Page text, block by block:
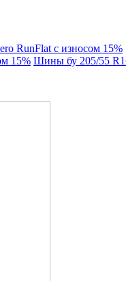
RunFlat с износом 15%
15% Шины бу 205/55